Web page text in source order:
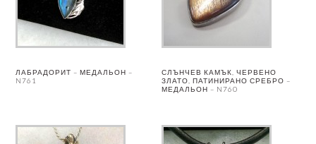
ЛАБРАДОРИТ – МЕДАЛЬОН –
N761
СЛЪНЧЕВ КАМЪК, ЧЕРВЕНО
ЗЛАТО, ПАТИНИРАНО СРЕБРО –
МЕДАЛЬОН – N760